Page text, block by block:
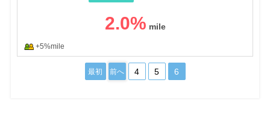
2.0%
+5%mile
最初 前へ 4 5 6